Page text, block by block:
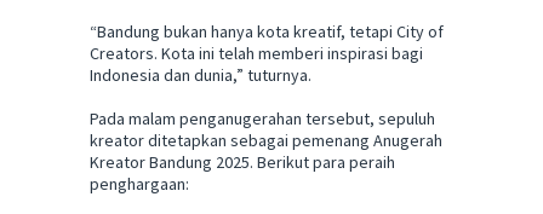
“Bandung bukan hanya kota kreatif, tetapi City of
Creators. Kota ini telah memberi inspirasi bagi
Indonesia dan dunia,” tuturnya.
Pada malam penganugerahan tersebut, sepuluh
kreator ditetapkan sebagai pemenang Anugerah
Kreator Bandung 2025. Berikut para peraih
penghargaan: